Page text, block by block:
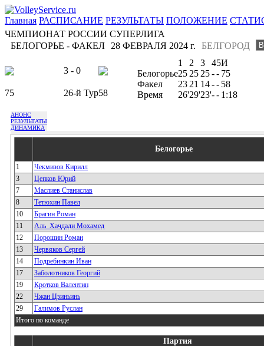
Главная РАСПИСАНИЕ РЕЗУЛЬТАТЫ ПОЛОЖЕНИЕ
ЧЕМПИОНАТ РОССИИ СУПЕРЛИГА
БЕЛОГОРЬЕ - ФАКЕЛ
БЕЛГОРОД
28 ФЕВРАЛЯ 2024 г.
3 - 0
75 26-й Тур58
1 2 3 45И
Белогорье25 25 25-- 75
Факел
23 21 14-- 58
Время
26'29'23'-- 1:18
АНОНС
РЕЗУЛЬТАТЫ
ДИНАМИКА
Белогорье
1
Чекмизов Кирилл
3
Цепков Юрий
7
Маслиев Станислав
8
Тетюхин Павел
10
Брагин Роман
11
Аль_Хачдади Мохамед
12
Порошин Роман
13
Червяков Сергей
14
Подребинкин Иван
17
Заболотников Георгий
19
Кротков Валентин
22
Чжан Цзиньинь
29
Галимов Руслан
Итого по команде
Партия